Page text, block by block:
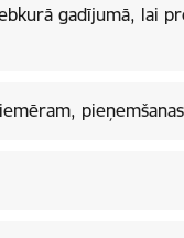
gadījumā, lai